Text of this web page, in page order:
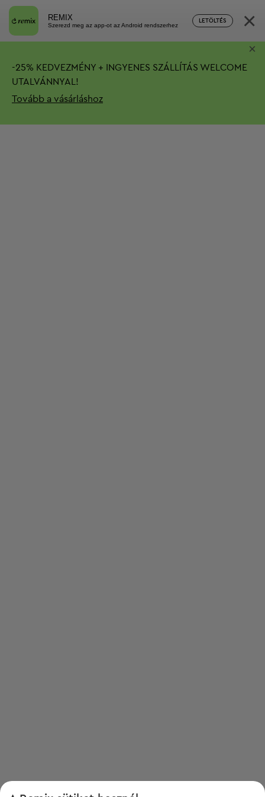
REMIX
Szerezd meg az app-ot az Android rendszerhez
LETÖLTÉS ×
-25% KEDVEZMÉNY + INGYENES SZÁLLÍTÁS WELCOME
UTALVÁNNYAL!
Tovább a vásárláshoz
×